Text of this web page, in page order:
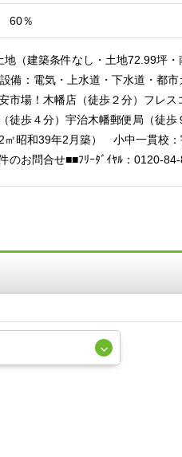
60％
地（建築条件なし・土地72.99坪
備：電気・上水道・下水道・都
市場！木幡店（徒歩２分）フレ
徒歩４分）宇治木幡郵便局（徒
㎡昭和39年2月築） 小中一貫校
のお問合せ■■ﾌﾘｰﾀﾞｲﾔﾙ：0120-